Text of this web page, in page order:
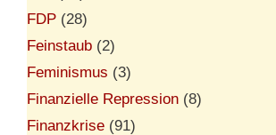
FDP (28)
Feinstaub (2)
Feminismus (3)
Finanzielle Repression (8)
Finanzkrise (91)